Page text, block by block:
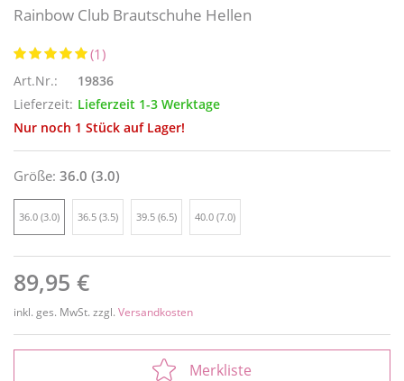
Rainbow Club Brautschuhe Hellen
(1)
Art.Nr.:
19836
Lieferzeit: Lieferzeit 1-3 Werktage
Nur noch 1 Stück auf Lager!
Größe: 36.0 (3.0)
36.0 (3.0) 36.5 (3.5) 39.5 (6.5) 40.0 (7.0)
89,95 €
inkl. ges. MwSt. zzgl. Versandkosten
Merkliste